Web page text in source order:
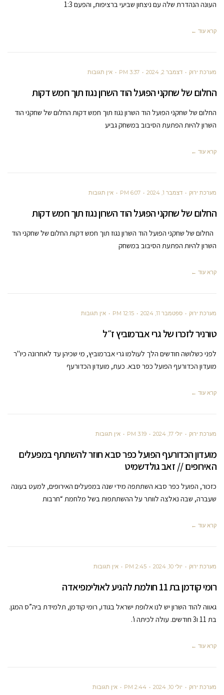
העונה הנהדרת שלה עם ניצחון שביעי ברציפות, והפעם 1:3
קרא עוד ←
מערכת ירוק דצמבר 2, 2024 3:37 PM אין תגובות
החלום של שחקני הפועל הוד השרון נגוז תוך חמש דקות
החלום של שחקני הפועל הוד השרון נגוז תוך חמש דקות החלום של שחקני הוד
השרון להיות הפתעת הסיבוב במשחק גביע
קרא עוד ←
מערכת ירוק דצמבר 1, 2024 6:07 PM אין תגובות
החלום של שחקני הפועל הוד השרון נגוז תוך חמש דקות
החלום של שחקני הפועל הוד השרון נגוז תוך חמש דקות החלום של שחקני הוד
השרון להיות הפתעת הסיבוב במשחק
קרא עוד ←
מערכת ירוק ספטמבר 11, 2024 12:15 PM אין תגובות
טורניר לזכרו של גרי אברמוביץ ז״ל
לפני כשלושה חודשים הלך לעולמו גרי אברמוביץ, מי שכיהן עד לאחרונה כיו"ר
מועדון הכדורעף הפועל כפר סבא. כעת, מועדון הכדורעף
קרא עוד ←
מערכת ירוק יולי 17, 2024 3:19 PM אין תגובות
מועדון הכדורעף הפועל כפר סבא חוזר להשתתף במפעלים
האירופים // זאב גולדשמיט
כזכור, הפועל כפר סבא השתתפה מידי שנה במפעלים האירופים, למעט בעונה
שעברה, שבה נאלצה לוותר על ההשתתפות בשל מלחמת “חרבות
קרא עוד ←
מערכת ירוק יולי 10, 2024 2:45 PM אין תגובות
רומי קודמן בת 11 חולמת להגיע לאולימפיאדה
גאווה להוד השרון יש לנו אלופת ישראל בגודו, רומי קודמן, תלמידת ביה”ס המגן.
בת 11 ו3 חודשים. עולה לכיתה ו’.
קרא עוד ←
מערכת ירוק יולי 10, 2024 2:44 PM אין תגובות